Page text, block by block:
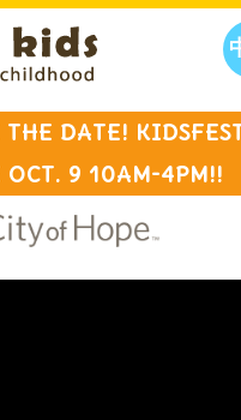
JAJA’S
THINGS
JAJA’S
FAMILY
THE DATE!
OCT. 9 10AM-4PM!!